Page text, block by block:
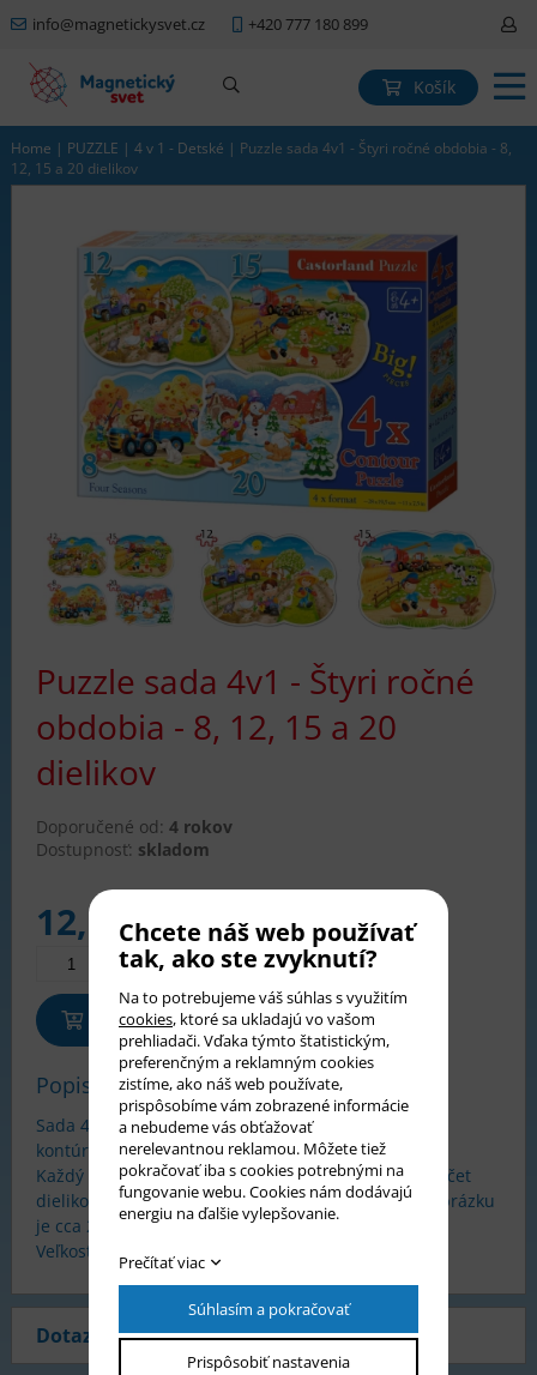
info@magnetickysvet.cz +420 777 180 899
Košík
Home | PUZZLE | 4 v 1 - Detské | Puzzle sada 4v1 - Štyri ročné obdobia - 8,
12, 15 a 20 dielikov
Puzzle sada 4v1 - Štyri ročné
obdobia - 8, 12, 15 a 20
dielikov
Doporučené od: 4 rokov
Dostupnosť: skladom
12,50€
Pridať do košíka
Popis tovaru
Sada 4v1 - s obrázkami ročných období obsahuje 4
kontúrová puzzle pre najmenšie deti.
Každý obrázok má krásne tvarované okraje a iný počet
dielikov - 8, 12, 15 a 20 dielikov. Rozmer jedného obrázku
je cca 27 x 20 cm.
Veľkosť krabice je 33 x 23 x 5 cm.
Dotaz na produkt
Chcete náš web používať
tak, ako ste zvyknutí?
Na to potrebujeme váš súhlas s využitím
cookies, ktoré sa ukladajú vo vašom
prehliadači. Vďaka týmto štatistickým,
preferenčným a reklamným cookies
zistíme, ako náš web používate,
prispôsobíme vám zobrazené informácie
a nebudeme vás obťažovať
nerelevantnou reklamou. Môžete tiež
pokračovať iba s cookies potrebnými na
fungovanie webu. Cookies nám dodávajú
energiu na ďalšie vylepšovanie.
Prečítať viac
Súhlasím a pokračovať
Prispôsobiť nastavenia